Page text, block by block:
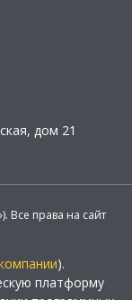
дом 21
Все права на сайт
).
платформу